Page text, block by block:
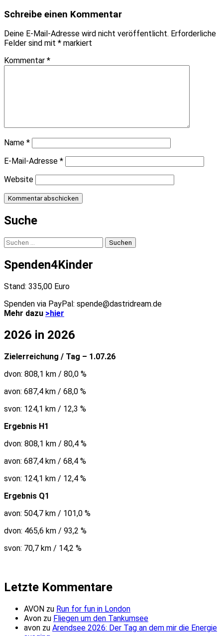
Schreibe einen Kommentar
Deine E-Mail-Adresse wird nicht veröffentlicht. Erforderliche
Felder sind mit * markiert
Kommentar *
Name *
E-Mail-Adresse *
Website
Suche
Suchen
nach:
Spenden4Kinder
Stand: 335,00 Euro
Spenden via PayPal: spende@dastridream.de
Mehr dazu >hier
2026 in 2026
Zielerreichung / Tag – 1.07.26
dvon: 808,1 km / 80,0 %
avon: 687,4 km / 68,0 %
svon: 124,1 km / 12,3 %
Ergebnis H1
dvon: 808,1 km / 80,4 %
avon: 687,4 km / 68,4 %
svon: 124,1 km / 12,4 %
Ergebnis Q1
avon: 504,7 km / 101,0 %
dvon: 465,6 km / 93,2 %
svon: 70,7 km / 14,2 %
Letzte Kommentare
AVON zu Run for fun in London
Avon zu Fliegen um den Tankumsee
avon zu Arendsee 2026: Der Tag an dem mir die Energie